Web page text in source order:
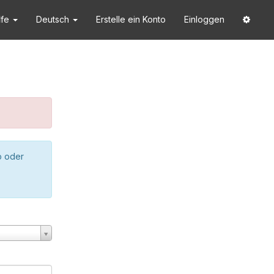
Deutsch Erstelle ein Konto Einloggen
oder